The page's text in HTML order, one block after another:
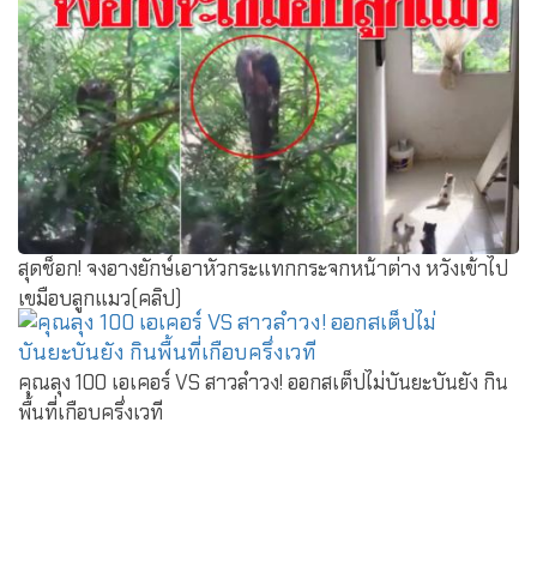
สุดช็อก! จงอางยักษ์เอาหัวกระแทกกระจกหน้าต่าง หวังเข้าไป
เขมือบลูกแมว(คลิป)
คุณลุง 100 เอเคอร์ VS สาวลำวง! ออกสเต็ปไม่บันยะบันยัง กิน
พื้นที่เกือบครึ่งเวที